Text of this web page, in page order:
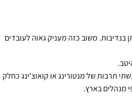
בנדיבות. משוב כזה מעניק גאוה לעובדים
תרבות של מנטורינג או קואוצ'ינג כחלק
מנהלים בארץ.